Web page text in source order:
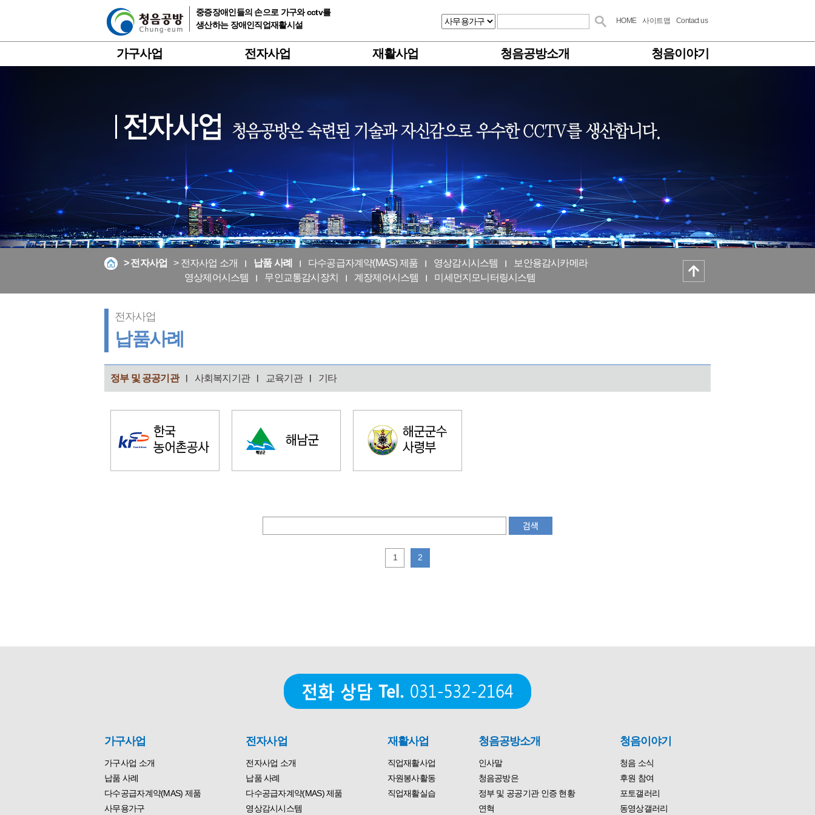
HOME 사이트맵 Contact us
중증장애인들의 손으로 가구와 cctv를
생산하는 장애인직업재활시설
가구사업 전자사업 재활사업 청음공방소개 청음이야기
> 전자사업 > 전자사업 소개 납품 사례 다수공급자계약(MAS) 제품 영상감시시스템
보안용감시카메라
영상제어시스템
무인교통감시장치 계장제어시스템 미세먼지모니터링시스템
전자사업
납품사례
정부 및 공공기관 사회복지기관 교육기관 기타
1 2
가구사업
가구사업 소개
납품 사례
다수공급자계약(MAS) 제품
사무용가구
전자사업
전자사업 소개
납품 사례
다수공급자계약(MAS) 제품
영상감시시스템
재활사업
직업재활사업
자원봉사활동
직업재활실습
청음공방소개
인사말
청음공방은
정부 및 공공기관 인증 현황
연혁
청음이야기
청음 소식
후원 참여
포토갤러리
동영상갤러리